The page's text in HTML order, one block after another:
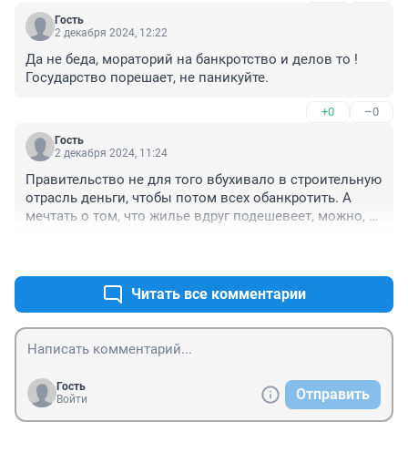
Гость
2 декабря 2024, 12:22
Да не беда, мораторий на банкротство и делов то !
Государство порешает, не паникуйте.
+0 –0
Гость
2 декабря 2024, 11:24
Правительство не для того вбухивало в строительную
отрасль деньги, чтобы потом всех обанкротить. А
мечтать о том, что жилье вдруг подешевеет, можно,
Читать все комментарии
Гость
Войти
Отправить